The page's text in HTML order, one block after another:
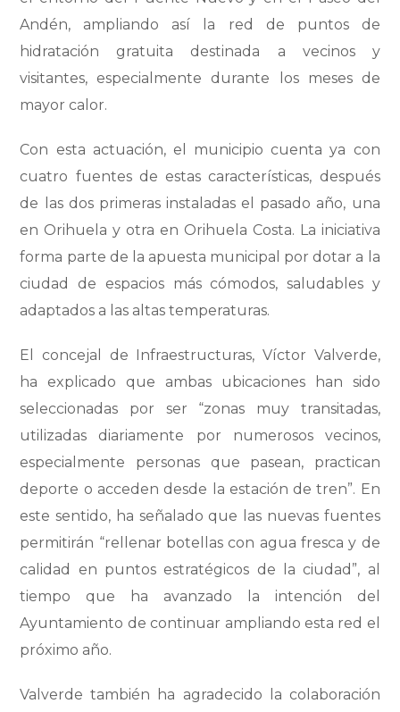
Andén, ampliando así la red de puntos de
hidratación gratuita destinada a vecinos y
visitantes, especialmente durante los meses de
mayor calor.
Con esta actuación, el municipio cuenta ya con
cuatro fuentes de estas características, después
de las dos primeras instaladas el pasado año, una
en Orihuela y otra en Orihuela Costa. La iniciativa
forma parte de la apuesta municipal por dotar a la
ciudad de espacios más cómodos, saludables y
adaptados a las altas temperaturas.
El concejal de Infraestructuras, Víctor Valverde,
ha explicado que ambas ubicaciones han sido
seleccionadas por ser “zonas muy transitadas,
utilizadas diariamente por numerosos vecinos,
especialmente personas que pasean, practican
deporte o acceden desde la estación de tren”. En
este sentido, ha señalado que las nuevas fuentes
permitirán “rellenar botellas con agua fresca y de
calidad en puntos estratégicos de la ciudad”, al
tiempo que ha avanzado la intención del
Ayuntamiento de continuar ampliando esta red el
próximo año.
Valverde también ha agradecido la colaboración